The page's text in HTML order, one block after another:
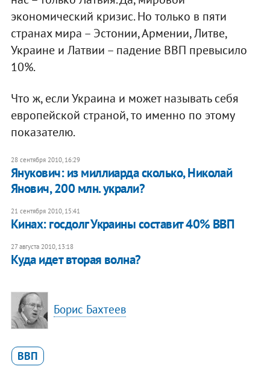
экономический кризис. Но только в пяти
странах мира – Эстонии, Армении, Литве,
Украине и Латвии – падение ВВП превысило
10%.
Что ж, если Украина и может называть себя
европейской страной, то именно по этому
показателю.
28 сентября 2010, 16:29
Янукович: из миллиарда сколько, Николай
Янович, 200 млн. украли?
21 сентября 2010, 15:41
Кинах: госдолг Украины составит 40% ВВП
27 августа 2010, 13:18
​Куда идет вторая волна?
Борис Бахтеев
ВВП